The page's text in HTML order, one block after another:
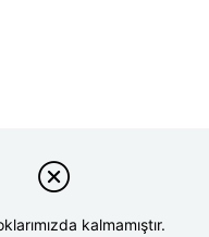
kalmamıştır.